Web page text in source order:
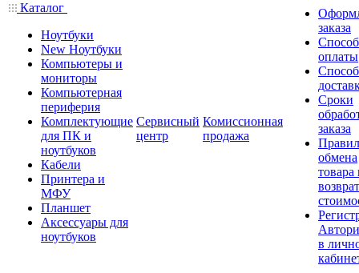
Каталог
Ноутбуки
New Ноутбуки
Компьютеры и
мониторы
Компьютерная
периферия
Комплектующие
для ПК и
ноутбуков
Кабели
Принтера и
МФУ
Планшет
Аксессуары для
ноутбуков
Сервисный
центр
Комиссионная
продажа
заказа
оплаты
Сроки
заказа
обмена
товара
в